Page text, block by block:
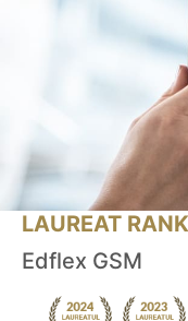
LAUREAT
Edflex GSM